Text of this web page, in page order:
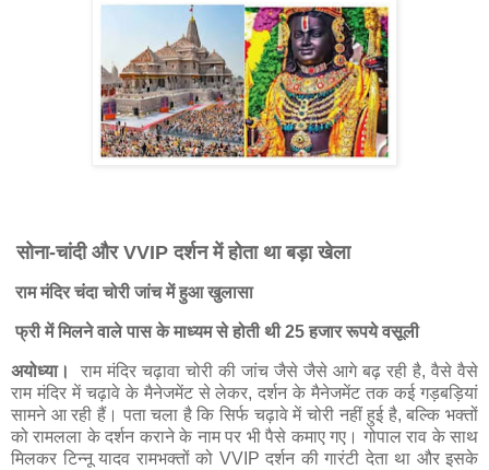
सोना-चांदी और VVIP दर्शन में होता था बड़ा खेला
राम मंदिर चंदा चोरी जांच में हुआ खुलासा
फ्री में मिलने वाले पास के माध्यम से होती थी 25 हजार रूपये वसूली
अयोध्या।
राम मंदिर चढ़ावा चोरी की जांच जैसे जैसे आगे बढ़ रही है, वैसे वैसे
राम मंदिर में चढ़ावे के मैनेजमेंट से लेकर, दर्शन के मैनेजमेंट तक कई गड़बड़ियां
सामने आ रही हैं। पता चला है कि सिर्फ चढ़ावे में चोरी नहीं हुई है, बल्कि भक्तों
को रामलला के दर्शन कराने के नाम पर भी पैसे कमाए गए। गोपाल राव के साथ
मिलकर टिन्नू यादव रामभक्तों को VVIP दर्शन की गारंटी देता था और इसके